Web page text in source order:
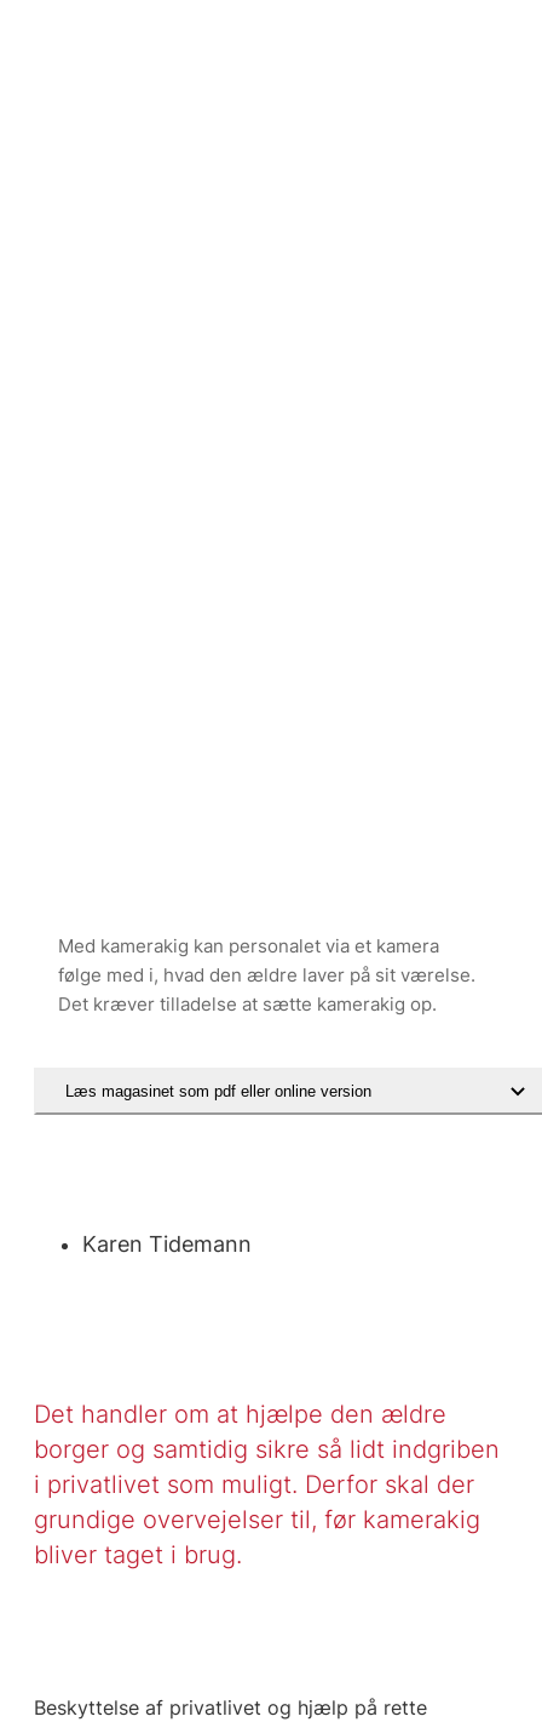
Med kamerakig kan personalet via et kamera
følge med i, hvad den ældre laver på sit værelse.
Det kræver tilladelse at sætte kamerakig op.
Læs magasinet som pdf eller online version
Karen Tidemann
Det handler om at hjælpe den ældre
borger og samtidig sikre så lidt indgriben
i privatlivet som muligt. Derfor skal der
grundige overvejelser til, før kamerakig
bliver taget i brug.
Beskyttelse af privatlivet og hjælp på rette